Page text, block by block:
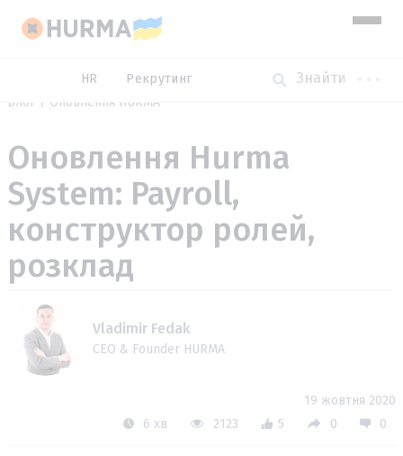
HR
Рекрутинг
Блог
Оновлення HURMA
Оновлення Hurma
System: Payroll,
конструктор ролей,
розклад
Vladimir Fedak
CEO & Founder HURMA
19 жовтня 2020
6 хв
2123 5 0 0